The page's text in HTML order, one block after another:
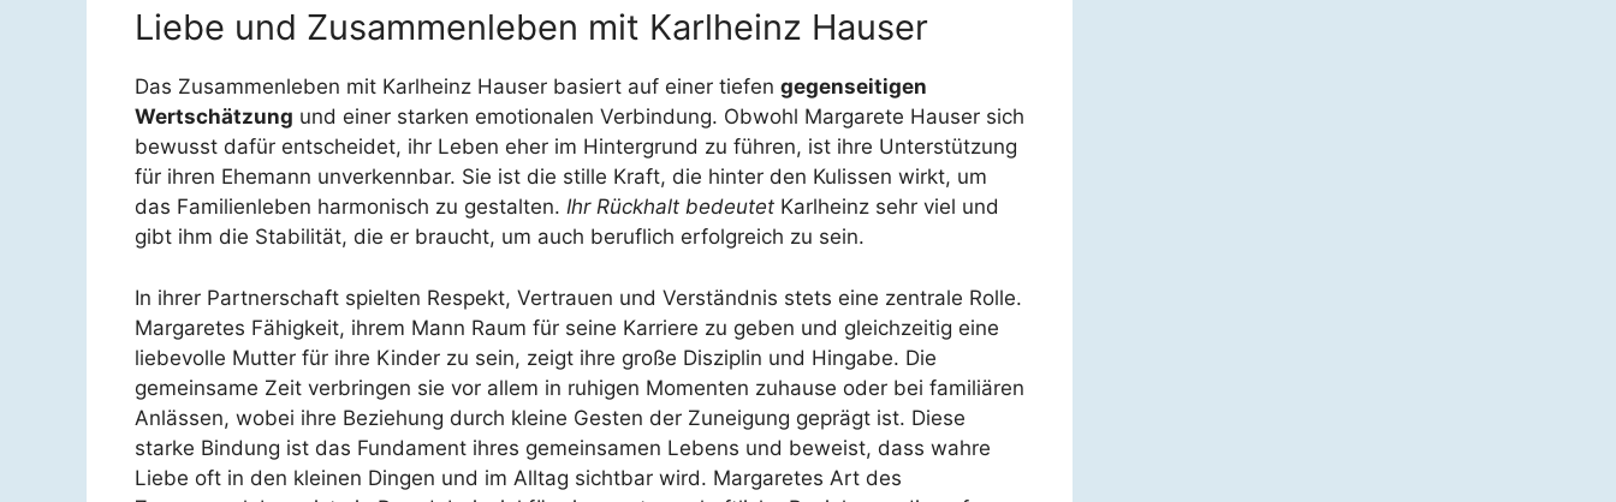
Liebe und Zusammenleben mit Karlheinz Hauser
Das Zusammenleben mit Karlheinz Hauser basiert auf einer tiefen gegenseitigen
Wertschätzung und einer starken emotionalen Verbindung. Obwohl Margarete Hauser sich
bewusst dafür entscheidet, ihr Leben eher im Hintergrund zu führen, ist ihre Unterstützung
für ihren Ehemann unverkennbar. Sie ist die stille Kraft, die hinter den Kulissen wirkt, um
das Familienleben harmonisch zu gestalten. Ihr Rückhalt bedeutet Karlheinz sehr viel und
gibt ihm die Stabilität, die er braucht, um auch beruflich erfolgreich zu sein.
In ihrer Partnerschaft spielten Respekt, Vertrauen und Verständnis stets eine zentrale Rolle.
Margaretes Fähigkeit, ihrem Mann Raum für seine Karriere zu geben und gleichzeitig eine
liebevolle Mutter für ihre Kinder zu sein, zeigt ihre große Disziplin und Hingabe. Die
gemeinsame Zeit verbringen sie vor allem in ruhigen Momenten zuhause oder bei familiären
Anlässen, wobei ihre Beziehung durch kleine Gesten der Zuneigung geprägt ist. Diese
starke Bindung ist das Fundament ihres gemeinsamen Lebens und beweist, dass wahre
Liebe oft in den kleinen Dingen und im Alltag sichtbar wird. Margaretes Art des